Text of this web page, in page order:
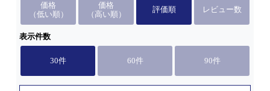
価格
（低い順）
価格
（高い順）
評価順 レビュー数
表示件数
30件 60件 90件